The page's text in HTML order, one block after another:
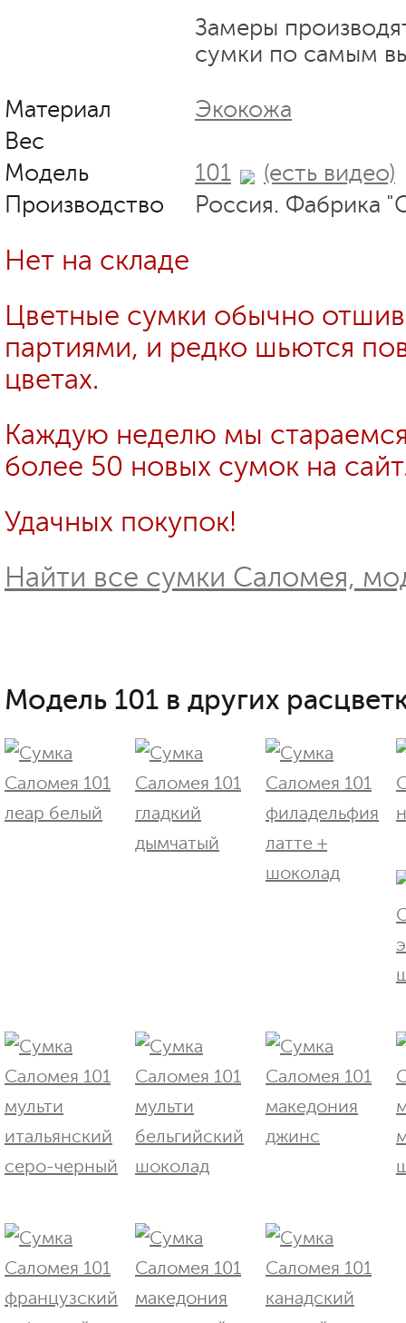
Замеры
сумки по самым
Материал
Экокожа
Вес
Модель
101
(есть видео)
Производство
Россия. Фабрика
Нет на складе
Цветные сумки обычно
партиями, и редко шьются
цветах.
Каждую неделю мы
более 50 новых сумок на
Удачных покупок!
Найти все сумки Саломея,
Модель 101 в других